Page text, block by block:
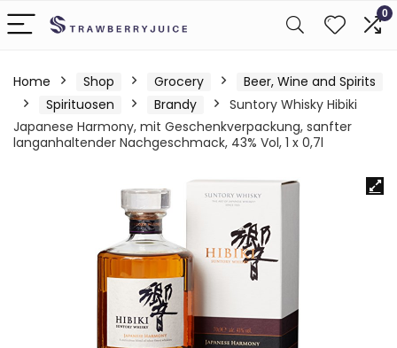
0
Home Shop Grocery
Beer, Wine and Spirits
Spirituosen
Brandy
Suntory Whisky Hibiki
Japanese Harmony, mit Geschenkverpackung, sanfter
langanhaltender Nachgeschmack, 43% Vol, 1 x 0,7l